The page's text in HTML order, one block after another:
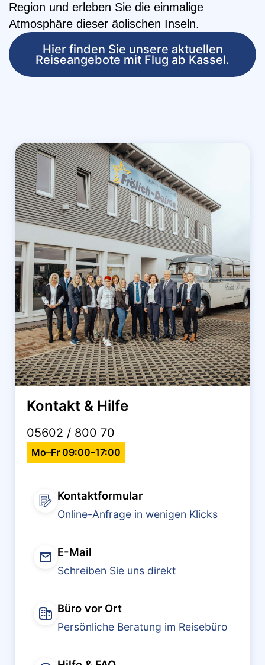
Region und erleben Sie die einmalige
Atmosphäre dieser äolischen Inseln.
Hier finden Sie unsere aktuellen
Reiseangebote mit Flug ab Kassel.
Kontakt & Hilfe
05602 / 800 70
Mo–Fr 09:00–17:00
Kontaktformular
Online-Anfrage in wenigen Klicks
E-Mail
Schreiben Sie uns direkt
Büro vor Ort
Persönliche Beratung im Reisebüro